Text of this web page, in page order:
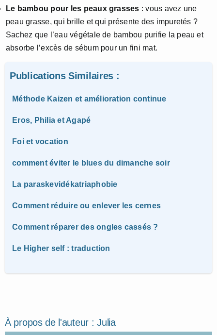
Le bambou pour les peaux grasses : vous avez une
peau grasse, qui brille et qui présente des impuretés ?
Sachez que l’eau végétale de bambou purifie la peau et
absorbe l’excès de sébum pour un fini mat.
Publications Similaires :
Méthode Kaizen et amélioration continue
Eros, Philia et Agapé
Foi et vocation
comment éviter le blues du dimanche soir
La paraskevidékatriaphobie
Comment réduire ou enlever les cernes
Comment réparer des ongles cassés ?
Le Higher self : traduction
À propos de l'auteur :Julia